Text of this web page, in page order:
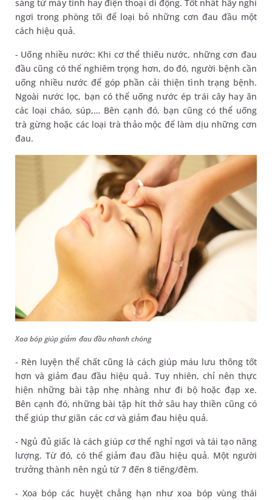
sáng từ máy tính hay điện thoại di động. Tốt nhất hãy nghỉ
ngơi trong phòng tối để loại bỏ những cơn đau đầu một
cách hiệu quả.
- Uống nhiều nước: Khi cơ thể thiếu nước, những cơn đau
đầu cũng có thể nghiêm trọng hơn, do đó, người bệnh cần
uống nhiều nước để góp phần cải thiện tình trạng bệnh.
Ngoài nước lọc, bạn có thể uống nước ép trái cây hay ăn
các loại cháo, súp,… Bên cạnh đó, bạn cũng có thể uống
trà gừng hoặc các loại trà thảo mộc để làm dịu những cơn
đau.
Xoa bóp giúp giảm đau đầu nhanh chóng
- Rèn luyện thể chất cũng là cách giúp máu lưu thông tốt
hơn và giảm đau đầu hiệu quả. Tuy nhiên, chỉ nên thực
hiện những bài tập nhẹ nhàng như đi bộ hoặc đạp xe.
Bên cạnh đó, những bài tập hít thở sâu hay thiền cũng có
thể giúp thư giãn các cơ và giảm đau hiệu quả.
- Ngủ đủ giấc là cách giúp cơ thể nghỉ ngơi và tái tạo năng
lượng. Từ đó, có thể giảm đau đầu hiệu quả. Một người
trưởng thành nên ngủ từ 7 đến 8 tiếng/đêm.
- Xoa bóp các huyệt chẳng hạn như xoa bóp vùng thái